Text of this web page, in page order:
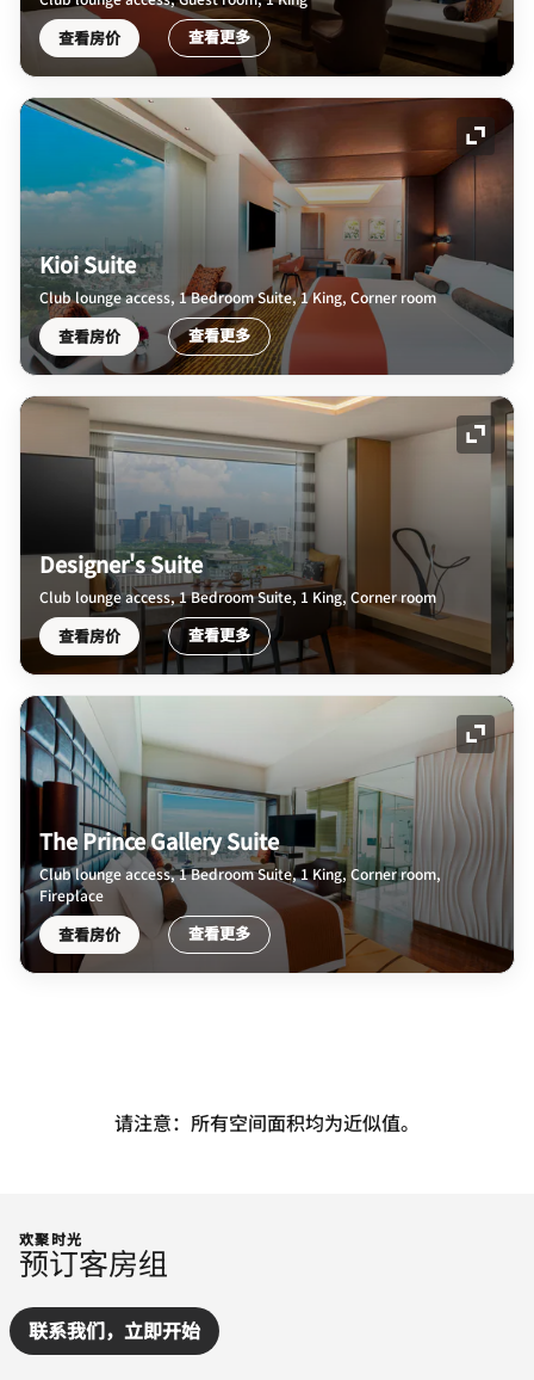
查看房价 查看更多
展开
Kioi Suite
Club lounge access, 1 Bedroom Suite, 1 King, Corner room
查看房价 查看更多
展开
Designer's Suite
Club lounge access, 1 Bedroom Suite, 1 King, Corner room
查看房价 查看更多
展开
The Prince Gallery Suite
Club lounge access, 1 Bedroom Suite, 1 King, Corner room,
Fireplace
查看房价 查看更多
请注意：所有空间面积均为近似值。
欢聚时光
预订客房组
联系我们，立即开始